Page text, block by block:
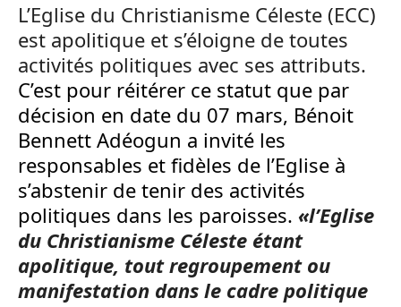
L’Eglise du Christianisme Céleste (ECC)
est apolitique et s’éloigne de toutes
activités politiques avec ses attributs.
C’est pour réitérer ce statut que par
décision en date du 07 mars, Bénoit
Bennett Adéogun a invité les
responsables et fidèles de l’Eglise à
s’abstenir de tenir des activités
politiques dans les paroisses. «l’Eglise
du Christianisme Céleste étant
apolitique, tout regroupement ou
manifestation dans le cadre politique